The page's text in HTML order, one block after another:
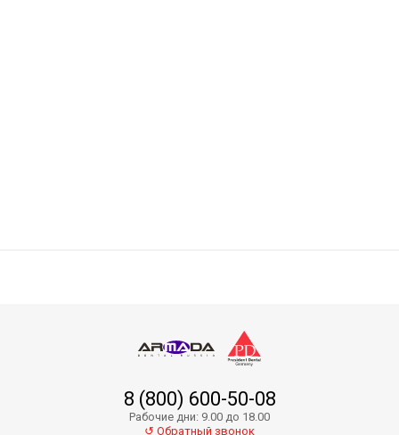
Absorbent Paper Points PP01-35
8 (800) 600-50-08
Рабочие дни: 9.00 до 18.00
↺ Обратный звонок